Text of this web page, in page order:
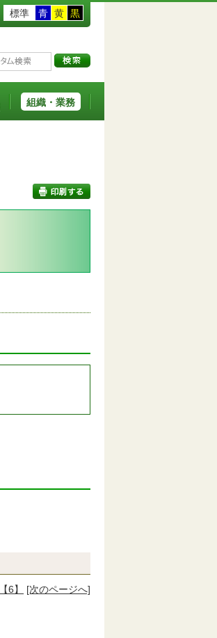
標準 青 黄 黒
組織・業務
【6】
[次のページへ]